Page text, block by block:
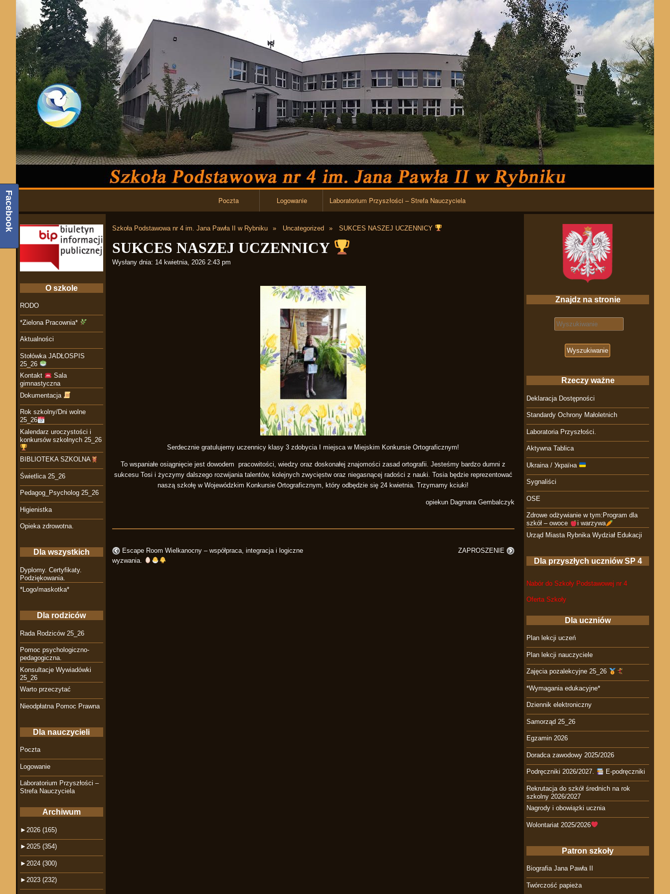
Przejdź do zawartości
Poczta Logowanie Laboratorium Przyszłości – Strefa Nauczyciela
Szkoła Podstawowa nr 4 im. Jana Pawła II w Rybniku Uncategorized SUKCES NASZEJ UCZENNICY
SUKCES NASZEJ UCZENNICY
Wysłany dnia: 14 kwietnia, 2026 2:43 pm
Serdecznie gratulujemy uczennicy klasy 3 zdobycia I miejsca w Miejskim Konkursie Ortograficznym!
To wspaniałe osiągnięcie jest dowodem pracowitości, wiedzy oraz doskonałej znajomości zasad ortografii. Jesteśmy bardzo dumni z
sukcesu Tosi i życzymy dalszego rozwijania talentów, kolejnych zwycięstw oraz niegasnącej radości z nauki. Tosia będzie reprezentować
naszą szkołę w Wojewódzkim Konkursie Ortograficznym, który odbędzie się 24 kwietnia. Trzymamy kciuki!
opiekun Dagmara Gembalczyk
Escape Room Wielkanocny – współpraca, integracja i logiczne
wyzwania.
ZAPROSZENIE
Znajdz na stronie
Search for:
Rzeczy ważne
Deklaracja Dostępności
Standardy Ochrony Małoletnich
Laboratoria Przyszłości.
Aktywna Tablica
Ukraina / Україна
Sygnaliści
OSE
Zdrowe odżywianie w tym:Program dla
szkół – owoce
i warzywa
Urząd Miasta Rybnika Wydział Edukacji
Dla przyszłych uczniów SP 4
Nabór do Szkoły Podstawowej nr 4
Oferta Szkoły
Dla uczniów
Plan lekcji uczeń
Plan lekcji nauczyciele
Zajęcia pozalekcyjne 25_26
*Wymagania edukacyjne*
Dziennik elektroniczny
Samorząd 25_26
Egzamin 2026
Doradca zawodowy 2025/2026
Podręczniki 2026/2027. E-podręczniki
Rekrutacja do szkół średnich na rok
szkolny 2026/2027
Nagrody i obowiązki ucznia
Wolontariat 2025/2026
Patron szkoły
Biografia Jana Pawła II
Twórczość papieża
O szkole
RODO
*Zielona Pracownia*
Aktualności
Stołówka JADŁOSPIS
25_26
Kontakt
Sala
gimnastyczna
Dokumentacja
Rok szkolny/Dni wolne
25_26
Kalendarz uroczystości i
konkursów szkolnych 25_26
BIBLIOTEKA SZKOLNA
Świetlica 25_26
Pedagog_Psycholog 25_26
Higienistka
Opieka zdrowotna.
Dla wszystkich
Dyplomy. Certyfikaty.
Podziękowania.
*Logo/maskotka*
Dla rodziców
Rada Rodziców 25_26
Pomoc psychologiczno-
pedagogiczna.
Konsultacje Wywiadówki
25_26
Warto przeczytać
Nieodpłatna Pomoc Prawna
Dla nauczycieli
Poczta
Logowanie
Laboratorium Przyszłości –
Strefa Nauczyciela
Archiwum
► 2026 (165)
► 2025 (354)
► 2024 (300)
► 2023 (232)
Facebook